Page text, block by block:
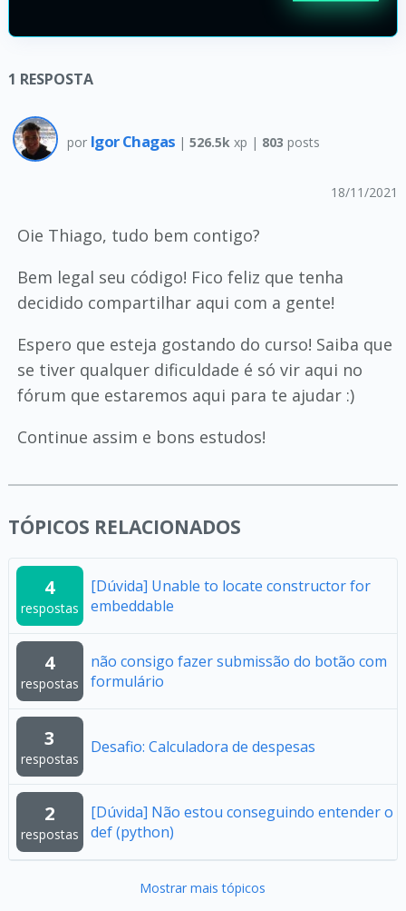
1 RESPOSTA
por Igor Chagas | 526.5k xp | 803 posts
18/11/2021
Oie Thiago, tudo bem contigo?
Bem legal seu código! Fico feliz que tenha
decidido compartilhar aqui com a gente!
Espero que esteja gostando do curso! Saiba que
se tiver qualquer dificuldade é só vir aqui no
fórum que estaremos aqui para te ajudar :)
Continue assim e bons estudos!
TÓPICOS RELACIONADOS
4
respostas
[Dúvida] Unable to locate constructor for
embeddable
4
respostas
não consigo fazer submissão do botão com
formulário
3
respostas
Desafio: Calculadora de despesas
2
respostas
[Dúvida] Não estou conseguindo entender o
def (python)
Mostrar mais tópicos